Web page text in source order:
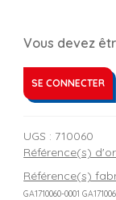
Vous devez
SE CONNECTER
UGS : 710060
Référence(s)
Référence(s)
GA1710060-0001